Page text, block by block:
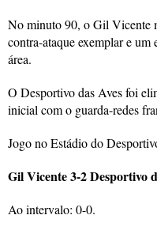
No minuto 90, o Gil Vicente
contra-ataque exemplar e um
área.
O Desportivo das Aves foi
inicial com o guarda-redes
Jogo no Estádio do
Gil Vicente 3-2 Desportivo
Ao intervalo: 0-0.